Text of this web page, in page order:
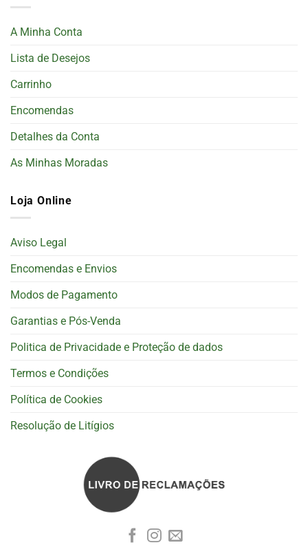
A Minha Conta
Lista de Desejos
Carrinho
Encomendas
Detalhes da Conta
As Minhas Moradas
Loja Online
Aviso Legal
Encomendas e Envios
Modos de Pagamento
Garantias e Pós-Venda
Politica de Privacidade e Proteção de dados
Termos e Condições
Política de Cookies
Resolução de Litígios